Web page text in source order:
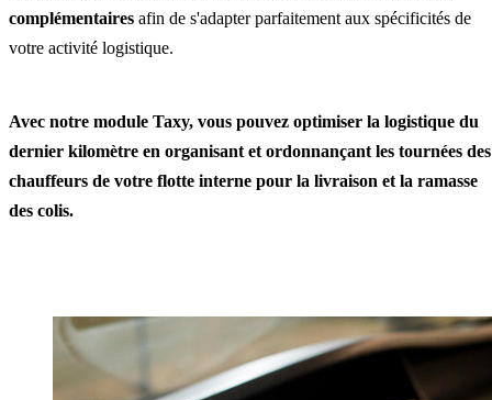
complémentaires afin de s'adapter parfaitement aux spécificités de
votre activité logistique.
Avec notre module Taxy, vous pouvez optimiser la logistique du
dernier kilomètre en organisant et ordonnançant les tournées des
chauffeurs de votre flotte interne pour la livraison et la ramasse
des colis.